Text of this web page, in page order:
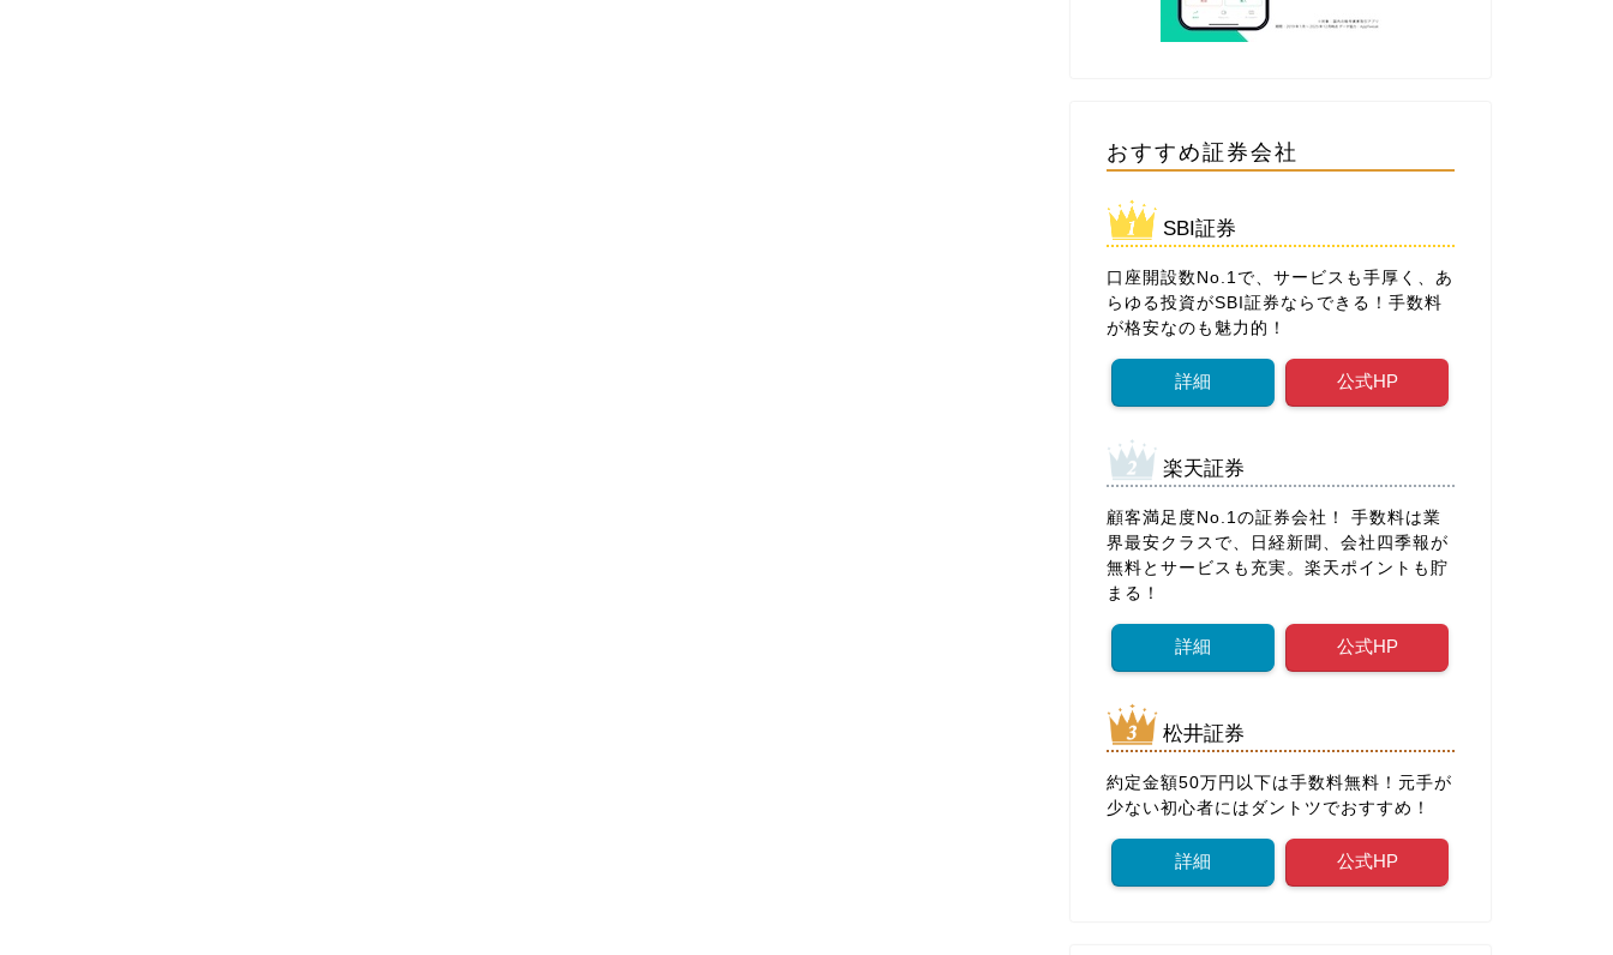
おすすめ証券会社
SBI証券
口座開設数No.1で、サービスも手厚く、あ
らゆる投資がSBI証券ならできる！手数料
が格安なのも魅力的！
詳細 公式HP
楽天証券
顧客満足度No.1の証券会社！ 手数料は業
界最安クラスで、日経新聞、会社四季報が
無料とサービスも充実。楽天ポイントも貯
まる！
詳細 公式HP
松井証券
約定金額50万円以下は手数料無料！元手が
少ない初心者にはダントツでおすすめ！
詳細 公式HP